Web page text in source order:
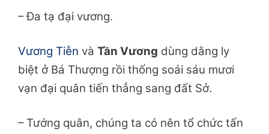
– Đa tạ đại vương.
Vương Tiễn và Tần Vương dùng dằng ly
biệt ở Bá Thượng rồi thống soái sáu mươi
vạn đại quân tiến thẳng sang đất Sở.
– Tướng quân, chúng ta có nên tổ chức tấn